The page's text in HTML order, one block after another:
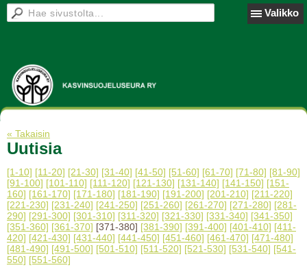
Valikko
« Takaisin
Uutisia
[1-10] [11-20] [21-30] [31-40] [41-50] [51-60] [61-70] [71-80] [81-90]
[91-100] [101-110] [111-120] [121-130] [131-140] [141-150] [151-
160] [161-170] [171-180] [181-190] [191-200] [201-210] [211-220]
[221-230] [231-240] [241-250] [251-260] [261-270] [271-280] [281-
290] [291-300] [301-310] [311-320] [321-330] [331-340] [341-350]
[351-360] [361-370] [371-380] [381-390] [391-400] [401-410] [411-
420] [421-430] [431-440] [441-450] [451-460] [461-470] [471-480]
[481-490] [491-500] [501-510] [511-520] [521-530] [531-540] [541-
550] [551-560]